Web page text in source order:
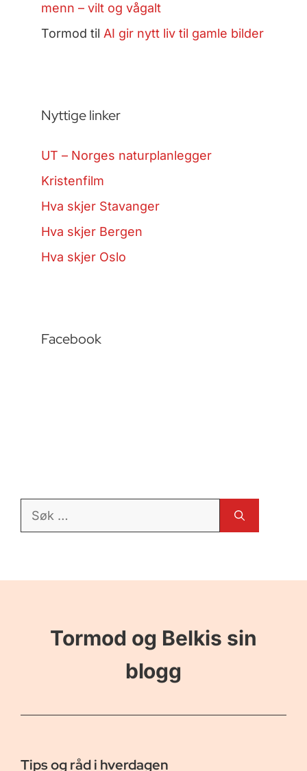
menn – vilt og vågalt
Tormod til AI gir nytt liv til gamle bilder
Nyttige linker
UT – Norges naturplanlegger
Kristenfilm
Hva skjer Stavanger
Hva skjer Bergen
Hva skjer Oslo
Facebook
Søk
Tormod og Belkis sin
blogg
Tips og råd i hverdagen